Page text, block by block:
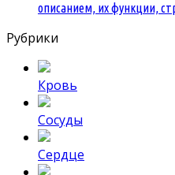
описанием, их функции,
Рубрики
Кровь
Сосуды
Сердце